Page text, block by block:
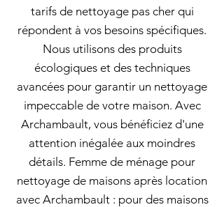
tarifs de nettoyage pas cher qui
répondent à vos besoins spécifiques.
Nous utilisons des produits
écologiques et des techniques
avancées pour garantir un nettoyage
impeccable de votre maison. Avec
Archambault, vous bénéficiez d'une
attention inégalée aux moindres
détails. Femme de ménage pour
nettoyage de maisons après location
avec Archambault : pour des maisons